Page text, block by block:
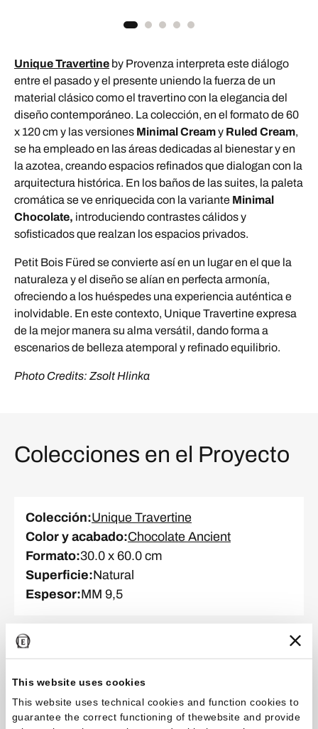
This website uses cookies
This website uses technical cookies and function cookies to
guarantee the correct functioning of thewebsite and provide
Unique Travertine by Provenza interpreta este diálogo
entre el pasado y el presente uniendo la fuerza de un
material clásico como el travertino con la elegancia del
diseño contemporáneo. La colección, en el formato de 60
x 120 cm y las versiones MinimalCreamy Ruled Cream,
se ha empleado en las áreas dedicadas al bienestar y en
la azotea, creando espacios refinados que dialogan con la
arquitectura histórica. En los baños de las suites, la paleta
cromática se ve enriquecida con la variante Minimal
Chocolate, introduciendo contrastes cálidos y
sofisticados que realzan los espacios privados.
Petit Bois Füred se convierte así en un lugar en el que la
naturaleza y el diseño se alían en perfecta armonía,
ofreciendo a los huéspedes una experiencia auténtica e
inolvidable. En este contexto, Unique Travertine expresa
de la mejor manera su alma versátil, dando forma a
escenarios de belleza atemporal y refinado equilibrio.
Photo Credits: Zsolt Hlinka
Colecciones en el Proyecto
Colección:Unique Travertine
Color y acabado:Chocolate Ancient
Formato:30.0 x 60.0 cm
Superficie:Natural
Espesor:MM 9,5
Colección
Formato :60.0 x 120.0 cm
Superficie:Natural